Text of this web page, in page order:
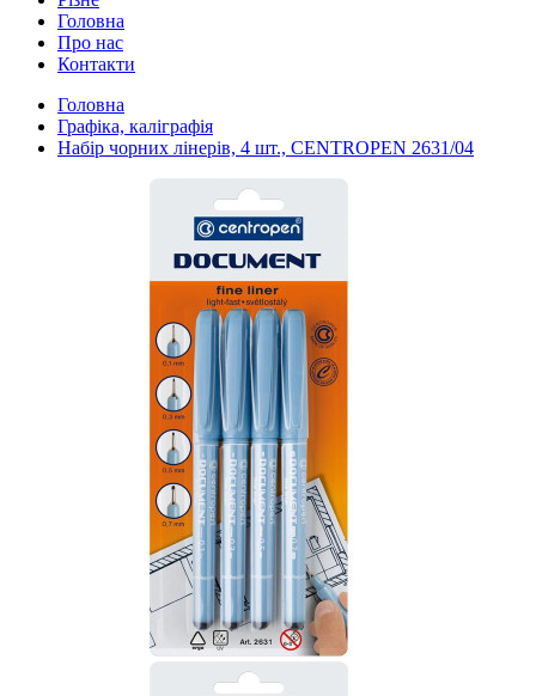
Головна
Про нас
Контакти
Головна
Графіка, каліграфія
Набір чорних лінерів, 4 шт., CENTROPEN 2631/04